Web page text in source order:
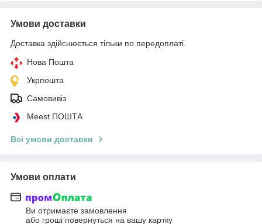
Умови доставки
Доставка здійснюється тільки по передоплаті.
Нова Пошта
Укрпошта
Самовивіз
Meest ПОШТА
Всі умови доставки
Умови оплати
Ви отримаєте замовлення
або гроші повернуться на вашу картку